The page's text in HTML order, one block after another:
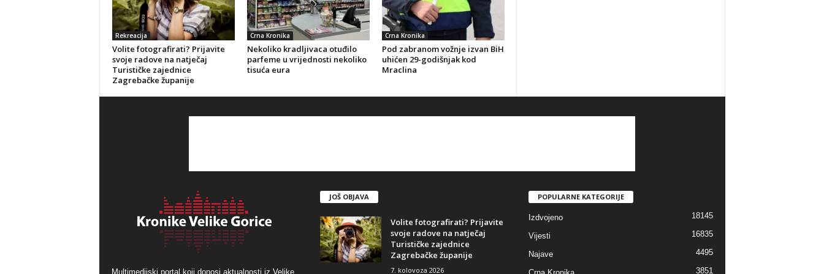
Rekreacija
Volite fotografirati? Prijavite
svoje radove na natječaj
Turističke zajednice
Zagrebačke županije
Crna Kronika
Nekoliko kradljivaca otuđilo
parfeme u vrijednosti nekoliko
tisuća eura
Crna Kronika
Pod zabranom vožnje izvan BiH
uhićen 29-godišnjak kod
Mraclina
Multimedijski portal koji donosi aktualnosti iz Velike
JOŠ OBJAVA
Volite fotografirati? Prijavite
svoje radove na natječaj
Turističke zajednice
Zagrebačke županije
7. kolovoza 2026
POPULARNE KATEGORIJE
Izdvojeno 18145
Vijesti 16835
Najave 4495
3851